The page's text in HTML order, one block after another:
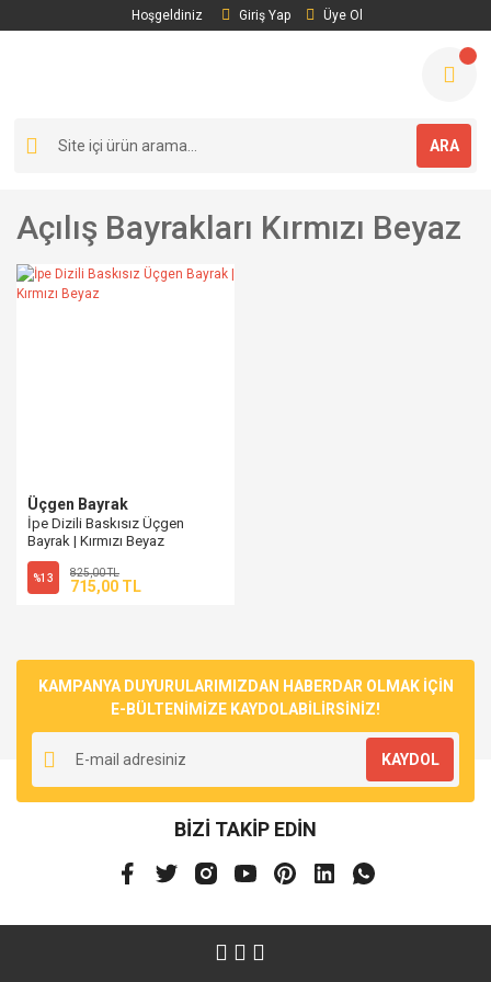
Hoşgeldiniz Giriş Yap Üye Ol
ARA
Açılış Bayrakları Kırmızı Beyaz
Üçgen Bayrak
İpe Dizili Baskısız Üçgen
Bayrak | Kırmızı Beyaz
%13 825,00 TL
715,00 TL
KAMPANYA DUYURULARIMIZDAN HABERDAR OLMAK İÇİN
E-BÜLTENİMİZE KAYDOLABİLİRSİNİZ!
KAYDOL
BİZİ TAKİP EDİN